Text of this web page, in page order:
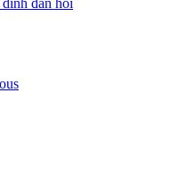
đàn hồi